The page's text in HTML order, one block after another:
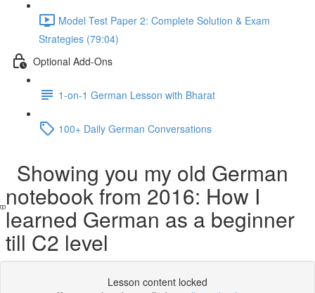
Model Test Paper 2: Complete Solution & Exam
Strategies (79:04)
Optional Add-Ons
1-on-1 German Lesson with Bharat
100+ Daily German Conversations
Showing you my old German
notebook from 2016: How I
learned German as a beginner
till C2 level
Lesson content locked